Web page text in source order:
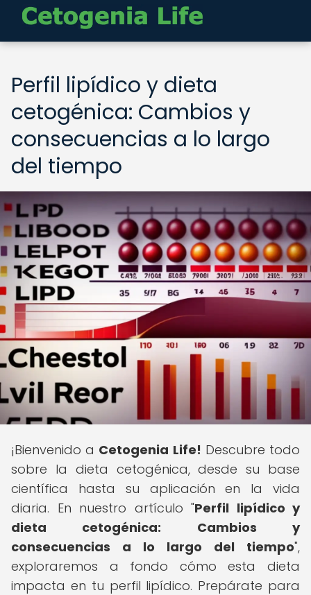
Perfil lipídico y dieta
cetogénica: Cambios y
consecuencias a lo largo
del tiempo
¡Bienvenido a Cetogenia Life! Descubre todo
sobre la dieta cetogénica, desde su base
científica hasta su aplicación en la vida
diaria. En nuestro artículo "Perfil lipídico y
dieta cetogénica: Cambios y
consecuencias a lo largo del tiempo",
exploraremos a fondo cómo esta dieta
impacta en tu perfil lipídico. Prepárate para